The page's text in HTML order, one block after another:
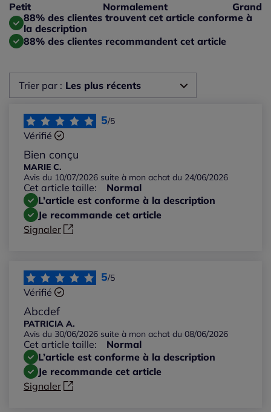
Petit Normalement Grand
Taille petit : 11%
Taille grand : 0%
88% des clientes trouvent cet article conforme à
la description
88% des clientes recommandent cet article
Trier par : Les plus récents
Les plus récents
Notes les plus élevées
Notes les plus basses
5/5
Vérifié
Bien conçu
MARIE C.
Avis du 10/07/2026 suite à mon achat du 24/06/2026
Cet article taille:
Normal
L’article est conforme à la description
Je recommande cet article
Signaler
5/5
Vérifié
Abcdef
PATRICIA A.
Avis du 30/06/2026 suite à mon achat du 08/06/2026
Cet article taille:
Normal
L’article est conforme à la description
Je recommande cet article
Signaler